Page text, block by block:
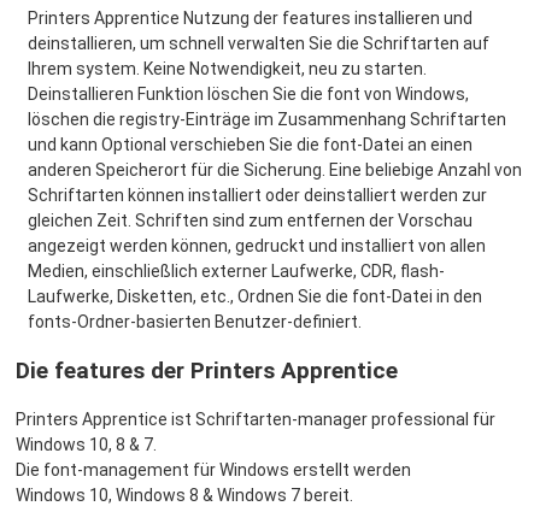
Printers Apprentice Nutzung der features installieren und
deinstallieren, um schnell verwalten Sie die Schriftarten auf
Ihrem system. Keine Notwendigkeit, neu zu starten.
Deinstallieren Funktion löschen Sie die font von Windows,
löschen die registry-Einträge im Zusammenhang Schriftarten
und kann Optional verschieben Sie die font-Datei an einen
anderen Speicherort für die Sicherung. Eine beliebige Anzahl von
Schriftarten können installiert oder deinstalliert werden zur
gleichen Zeit. Schriften sind zum entfernen der Vorschau
angezeigt werden können, gedruckt und installiert von allen
Medien, einschließlich externer Laufwerke, CDR, flash-
Laufwerke, Disketten, etc., Ordnen Sie die font-Datei in den
fonts-Ordner-basierten Benutzer-definiert.
Die features der Printers Apprentice
Printers Apprentice ist Schriftarten-manager professional für
Windows 10, 8 & 7.
Die font-management für Windows erstellt werden
Windows 10, Windows 8 & Windows 7 bereit.